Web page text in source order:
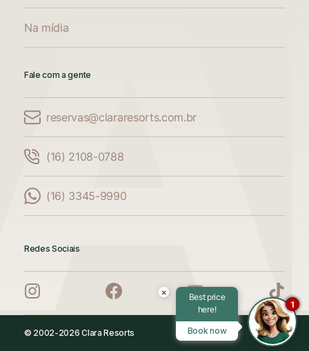
Na mídia
Fale com a gente
reservas@clararesorts.com.br
(16) 2108-0788
(16) 3345-9990
Redes Sociais
© 2002-2026 Clara Resorts
Compare até 3 acomodações
comparar
comparar
Adicione mais uma acomodação para
×
Best price
here!
Book now
1